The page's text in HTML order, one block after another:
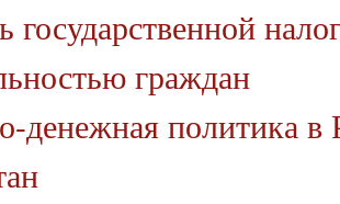
государственной
граждан
денежная политика в